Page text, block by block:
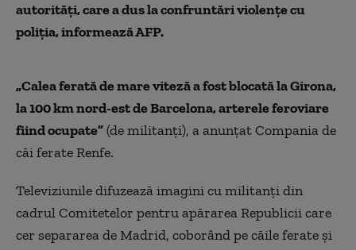
autorităţi, care a dus la confruntări violenţe cu
poliţia, informează AFP.
„Calea ferată de mare viteză a fost blocată la Girona,
la 100 km nord-est de Barcelona, arterele feroviare
fiind ocupate”(de militanţi), a anunţat Compania de
căi ferate Renfe.
Televiziunile difuzează imagini cu militanţi din
cadrul Comitetelor pentru apărarea Republicii care
cer separarea de Madrid, coborând pe căile ferate şi